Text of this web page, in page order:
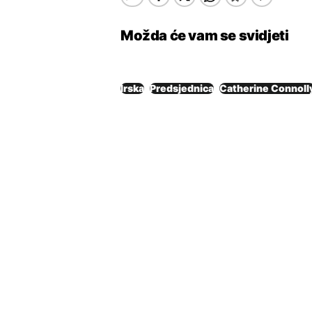
Možda će vam se svidjeti
Irska Predsjednica Catherine